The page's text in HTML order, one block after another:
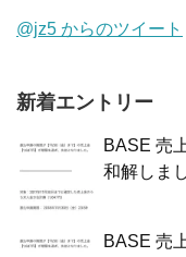
@jz5 からのツイート
新着エントリー
BASE 売
和解しま
BASE 売